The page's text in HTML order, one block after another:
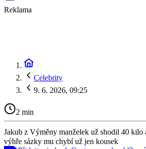
Reklama
Celebrity
9. 6. 2026, 09:25
2 min
Jakub z Výměny manželek už shodil 40 kilo
výhře sázky mu chybí už jen kousek